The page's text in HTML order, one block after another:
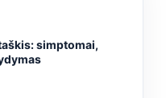
simptomai,